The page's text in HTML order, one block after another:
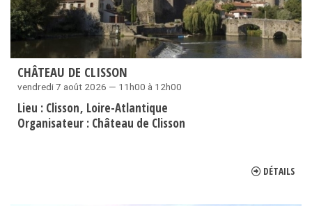
CHÂTEAU DE CLISSON
vendredi 7 août 2026 — 11h00 à 12h00
Lieu : Clisson Loire-Atlantique
Organisateur : Château de Clisson
DÉTAILS